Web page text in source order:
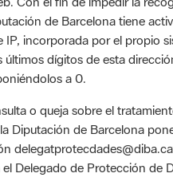
a 0.
o queja sobre el
Diputación de Barcelona pone
Delegado de Protección de
por esta vía le hemos
con su privacidad, si lo cree
reclamación reclamación a